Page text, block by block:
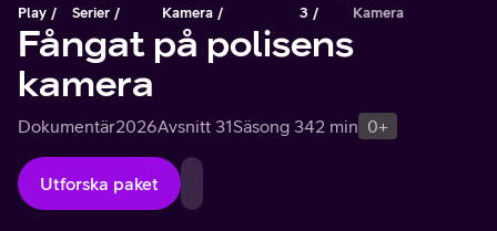
Play
Serier
Kamera
3
Kamera
Fångat på polisens
kamera
Dokumentär2026Avsnitt 31Säsong 342 min 0+
Utforska paket